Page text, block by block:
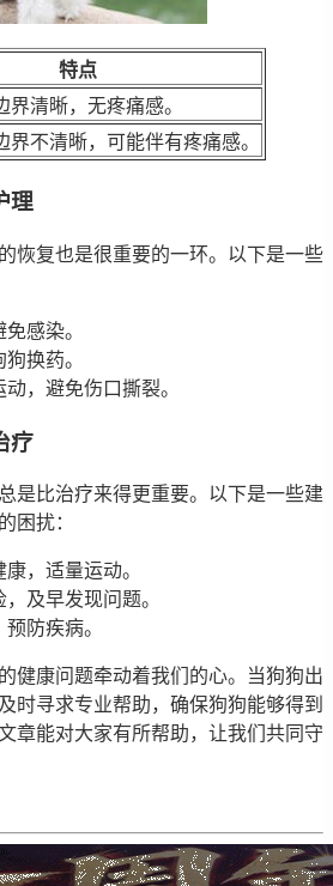
特点
界清晰，无疼痛感。
界不清晰，可能伴有疼痛感。
理
恢复也是很重要的一环。以下是一些
感染。
换药。
，避免伤口撕裂。
疗
是比治疗来得更重要。以下是一些建
困扰：
，适量运动。
及早发现问题。
防疾病。
健康问题牵动着我们的心。当狗狗出
时寻求专业帮助，确保狗狗能够得到
章能对大家有所帮助，让我们共同守